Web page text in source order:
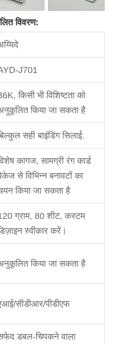
विवरण:
J701
किसी भी विशिष्टता को
किया जा सकता है
सही बाइंडिंग सिलाई.
कागज, सामग्री रंग कार्ड
से विभिन्न बनावटों का
किया जा सकता है
ग्राम, 80 शीट, कस्टम
स्वीकार करें।
किया जा सकता है
सीडीआर/पीडीएफ
डबल-चिपकने वाला